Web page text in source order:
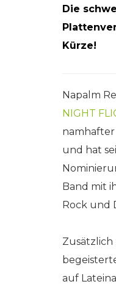
Die
Kürze!
Napalm
NIGHT
und hat
Band mit
Rock und
Zusätzlich
auf